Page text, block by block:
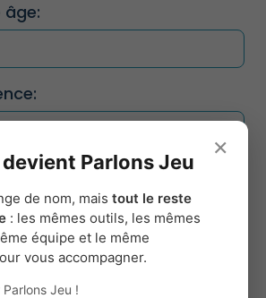
de mes
un format anonyme, en vue
de ma page personnelle,
des raisons statistiques ou
×
Parlons Jeu
de nom, mais tout le reste
: les mêmes outils, les mêmes
équipe et le même
vous accompagner.
Jeu !